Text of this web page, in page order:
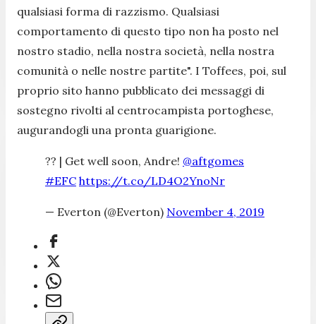
qualsiasi forma di razzismo. Qualsiasi
comportamento di questo tipo non ha posto nel
nostro stadio, nella nostra società, nella nostra
comunità o nelle nostre partite". I Toffees, poi, sul
proprio sito hanno pubblicato dei messaggi di
sostegno rivolti al centrocampista portoghese,
augurandogli una pronta guarigione.
?? | Get well soon, Andre! @aftgomes
#EFC https://t.co/LD4O2YnoNr
— Everton (@Everton) November 4, 2019